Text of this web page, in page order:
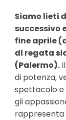
Siamo lieti
successivo
fine aprile
di regata
(Palermo).
di potenza,
spettacolo e
gli
rappresenta